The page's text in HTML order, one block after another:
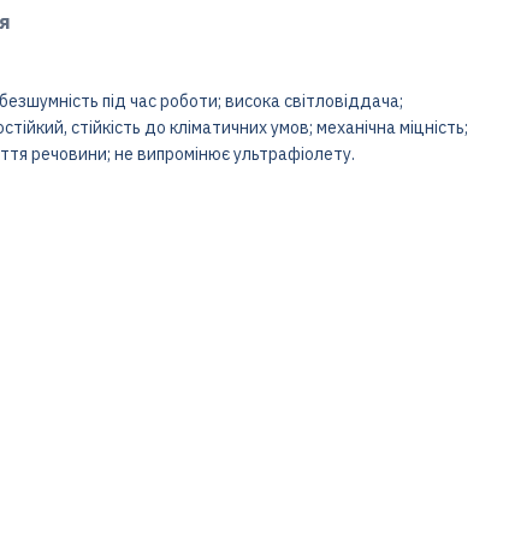
під час роботи; висока світловіддача;
стійкість до кліматичних умов; механічна міцність;
речовини; не випромінює ультрафіолету.